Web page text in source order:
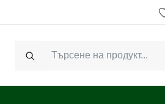
Search